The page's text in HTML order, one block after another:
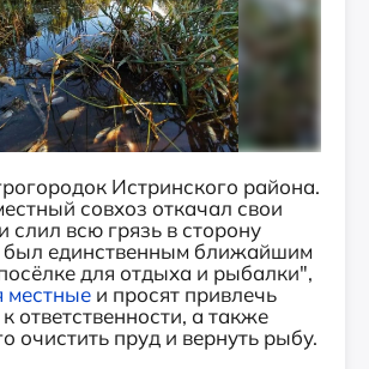
Истринского района.
совхоз откачал свои
слил всю грязь в сторону
был единственным ближайшим
для отдыха и рыбалки",
местные и просят привлечь
ответственности, а также
очистить пруд и вернуть рыбу.